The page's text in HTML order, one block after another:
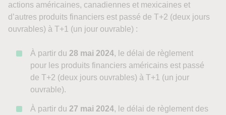
actions américaines, canadiennes et mexicaines et
d’autres produits financiers est passé de T+2 (deux jours
ouvrables) à T+1 (un jour ouvrable) :
À partir du 28 mai 2024, le délai de règlement
pour les produits financiers américains est passé
de T+2 (deux jours ouvrables) à T+1 (un jour
ouvrable).
À partir du 27 mai 2024, le délai de règlement des